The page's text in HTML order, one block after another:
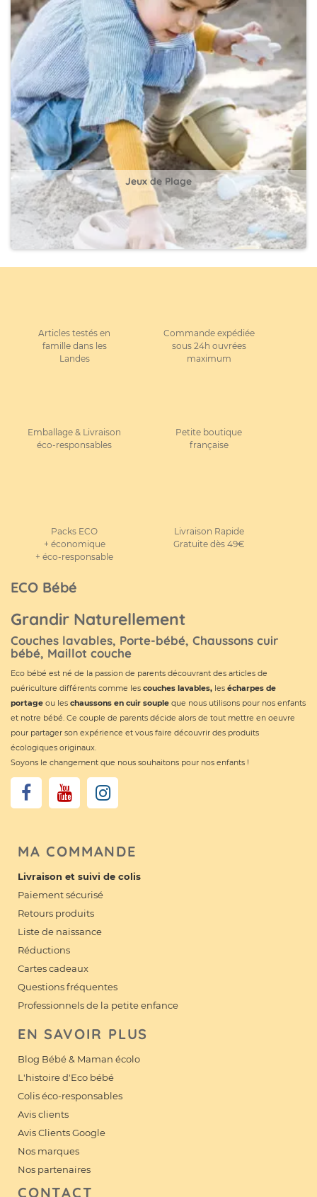
Jeux de Plage
Articles testés en
famille dans les
Landes
Commande expédiée
sous 24h ouvrées
maximum
Emballage & Livraison
éco-responsables
Petite boutique
française
Packs ECO
+ économique
+ éco-responsable
Livraison Rapide
Gratuite dès 49€
ECO Bébé
Grandir Naturellement
Couches lavables, Porte-bébé, Chaussons cuir
bébé, Maillot couche
Eco bébé est né de la passion de parents découvrant des articles de
puériculture différents comme les couches lavables, les écharpes de
portage ou les chaussons en cuir souple que nous utilisons pour nos enfants
et notre bébé. Ce couple de parents décide alors de tout mettre en oeuvre
pour partager son expérience et vous faire découvrir des produits
écologiques originaux.
Soyons le changement que nous souhaitons pour nos enfants !
MA COMMANDE
Livraison et suivi de colis
Paiement sécurisé
Retours produits
Liste de naissance
Réductions
Cartes cadeaux
Questions fréquentes
Professionnels de la petite enfance
EN SAVOIR PLUS
Blog Bébé & Maman écolo
L'histoire d'Eco bébé
Colis éco-responsables
Avis clients
Avis Clients Google
Nos marques
Nos partenaires
CONTACT